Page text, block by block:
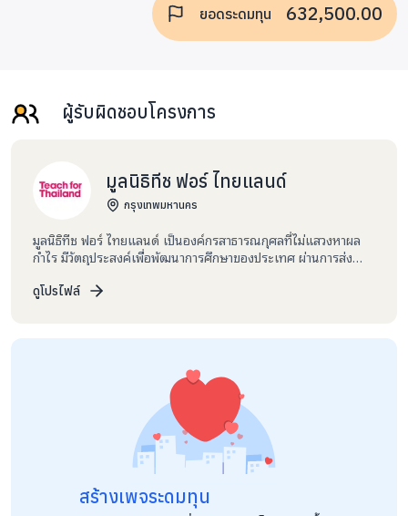
ยอดระดมทุน 632,500.00
ผู้รับผิดชอบโครงการ
มูลนิธิทีช ฟอร์ ไทยแลนด์
กรุงเทพมหานคร
มูลนิธิทีช ฟอร์ ไทยแลนด์ เป็นองค์กรสาธารณกุศลที่ไม่แสวงหาผล
กำไร มีวัตถุประสงค์เพื่อพัฒนาการศึกษาของประเทศ ผ่านการส่ง
ประเทศ ไม่เพียงแค่สอนหนังสือ แต่ร่วมพัฒนานักเรียนทั้งด้าน
เข้าใจรากของปัญหา และฝึกการทำงานร่วมกับโรงเรียน ชุมชน และ
ภาคส่วนต่างๆ เพื่อเติบโตเป็นผู้นำที่พร้อมขับเคลื่อนการศึกษาระยะ
ยาว การบริจาคของคุณ คือจุดเริ่มต้นของผลกระทบที่จะขยายออก
เป็นวงกว้าง ทั้งต่อเด็กๆในวันนี้ และต่อผู้นำที่จะเปลี่ยนอนาคตการ
ศึกษาไทย ตลอด 12 ปีที่ผ่านมา เราเข้าถึงนักเรียนกว่า 161,000 คน
ผ่านครูผู้นำจำนวน 579 คน สนับสนุนโรงเรียนกว่า 110 แห่ง ใน 21
ปัจจุบันศิษย์เก่าของเรากว่า 420 คน ทำงานต่อในหลากหลายบทบาท
ดูโปรไฟล์
สร้างเพจระดมทุน